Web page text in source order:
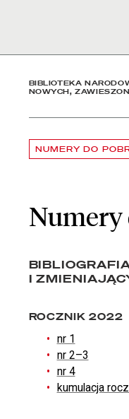
-
BIBLIOTEKA
NOWYCH,
NUMERY DO
Numery
I
ROCZNIK 2022
nr 1
nr 2–3
nr 4
kumulacja